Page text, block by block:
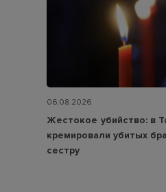
06.08.2026
Жестокое убийство: в
кремировали убитых
сестру